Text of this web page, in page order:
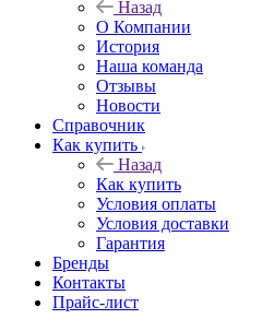
Назад
О Компании
История
Наша команда
Отзывы
Новости
Справочник
Как купить
Назад
Как купить
Условия оплаты
Условия доставки
Гарантия
Бренды
Контакты
Прайс-лист